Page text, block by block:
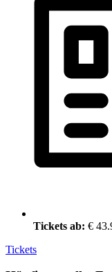
Tickets ab: €
Tickets